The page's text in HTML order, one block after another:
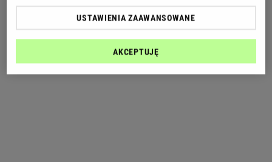
USTAWIENIA ZAAWANSOWANE
AKCEPTUJĘ